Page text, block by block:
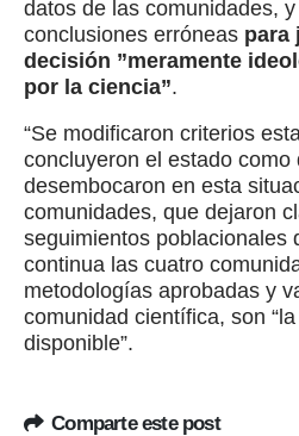
datos de las comunidades,
conclusiones erróneas para
decisión ”meramente
por la ciencia”.
“Se modificaron criterios
concluyeron el estado como
desembocaron en esta
comunidades, que dejaron
seguimientos poblacionales
continua las cuatro
metodologías aprobadas y
comunidad científica, son
disponible”.
Comparte este post